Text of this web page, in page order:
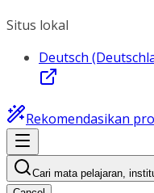
Situs lokal
Deutsch
Rekomendasikan
Cari mata pelajaran,